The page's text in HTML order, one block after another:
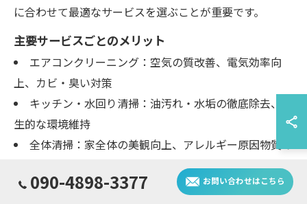
に合わせて最適なサービスを選ぶことが重要です。
主要サービスごとのメリット
エアコンクリーニング：空気の質改善、電気効率向
上、カビ・臭い対策
キッチン・水回り清掃：油汚れ・水垢の徹底除去、衛
生的な環境維持
全体清掃：家全体の美観向上、アレルギー原因物質の
それぞれのサービスには、専門スタッフによる丁寧な作
090-4898-3377 お問い合わせはこちら